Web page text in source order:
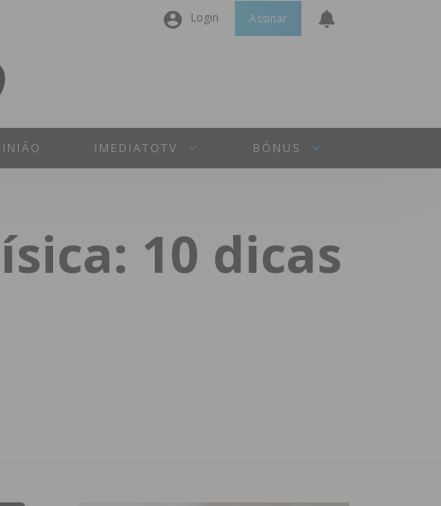
Login
Senha
INICIAR SESSÃO
Assinar
IMEDIATOTV BÓNUS
10 dicas